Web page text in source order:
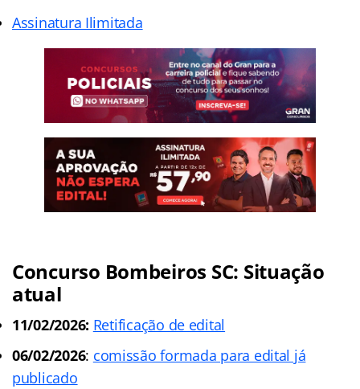
Assinatura Ilimitada
Concurso Bombeiros SC: Situação
atual
11/02/2026: Retificação de edital
06/02/2026: comissão formada para edital já
publicado